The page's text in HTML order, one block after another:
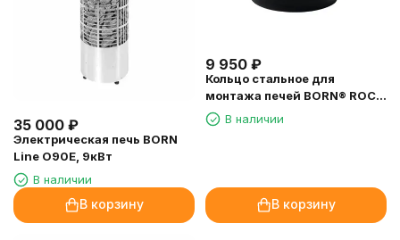
35 000 ₽
Электрическая печь BORN
Line O90Е, 9кВт
В наличии
В корзину
9 950 ₽
Кольцо стальное для
монтажа печей BORN® ROCK
в полокВ наличии
В корзину